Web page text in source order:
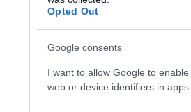
Opted Out
Google consents
I want to allow Google to
web or device identifiers in apps.